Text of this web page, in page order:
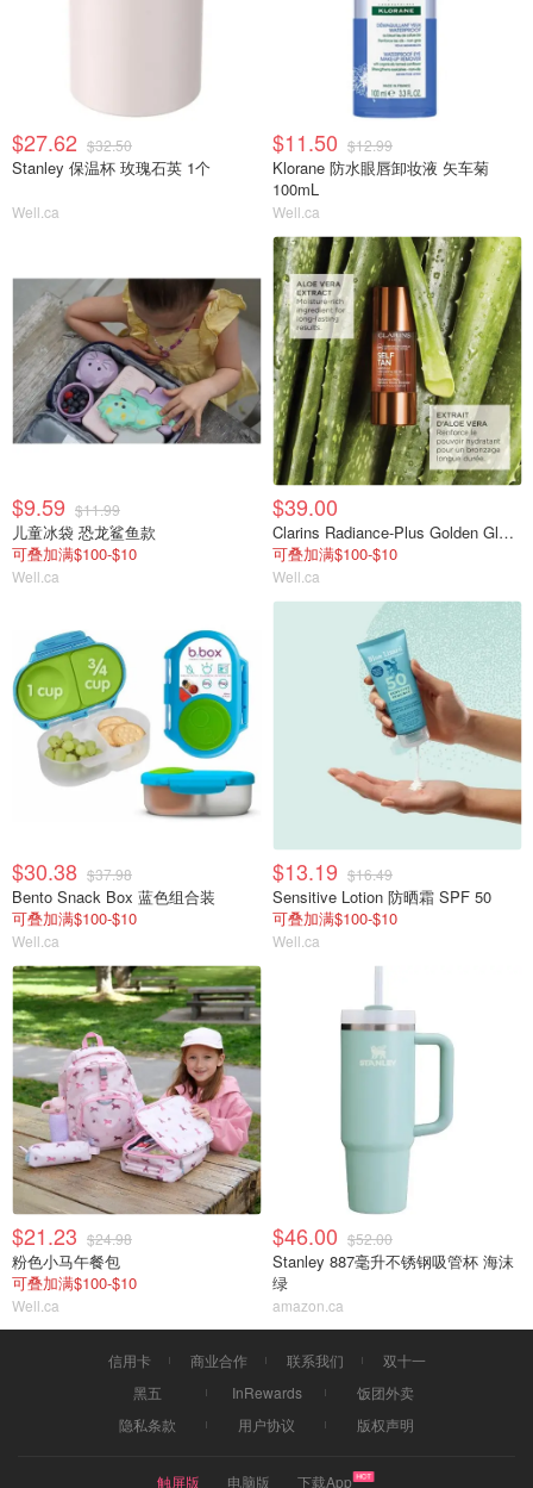
$27.62 $32.50
Stanley 保温杯 玫瑰石英 1个
Well.ca
$11.50 $12.99
Klorane 防水眼唇卸妆液 矢车菊
100mL
Well.ca
$9.59 $11.99
儿童冰袋 恐龙鲨鱼款
可叠加满$100-$10
Well.ca
$39.00
Clarins Radiance-Plus Golden Glow Booster 精华液
可叠加满$100-$10
Well.ca
$30.38 $37.98
Bento Snack Box 蓝色组合装
可叠加满$100-$10
Well.ca
$13.19 $16.49
Sensitive Lotion 防晒霜 SPF 50
可叠加满$100-$10
Well.ca
$21.23 $24.98
粉色小马午餐包
可叠加满$100-$10
Well.ca
$46.00 $52.00
Stanley 887毫升不锈钢吸管杯 海沫
绿
amazon.ca
信用卡 商业合作 联系我们
双十一
黑五
InRewards
饭团外卖
隐私条款
用户协议 版权声明
触屏版 电脑版 下载App